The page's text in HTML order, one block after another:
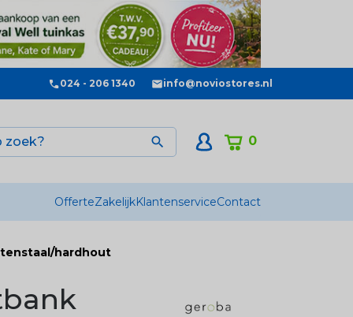
024 - 206 1340 info@noviostores.nl
0

OfferteZakelijkKlantenserviceContact
hardhout